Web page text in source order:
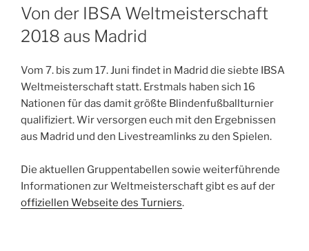
AM
Von der IBSA Weltmeisterschaft
2018 aus Madrid
Vom 7. bis zum 17. Juni findet in Madrid die siebte IBSA
Weltmeisterschaft statt. Erstmals haben sich 16
Nationen für das damit größte Blindenfußballturnier
qualifiziert. Wir versorgen euch mit den Ergebnissen
aus Madrid und den Livestreamlinks zu den Spielen.
Die aktuellen Gruppentabellen sowie weiterführende
Informationen zur Weltmeisterschaft gibt es auf der
offiziellen Webseite des Turniers.